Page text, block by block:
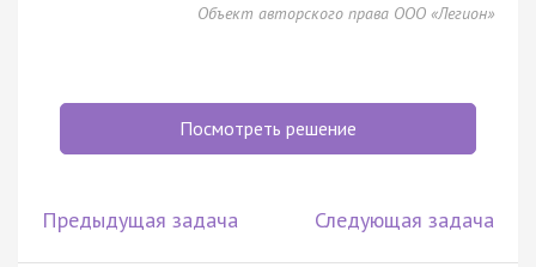
Объект авторского права ООО «Легион»
Посмотреть решение
Предыдущая задача Следующая задача